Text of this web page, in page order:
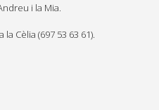
i la Mia.
Cèlia (697 53 63 61).